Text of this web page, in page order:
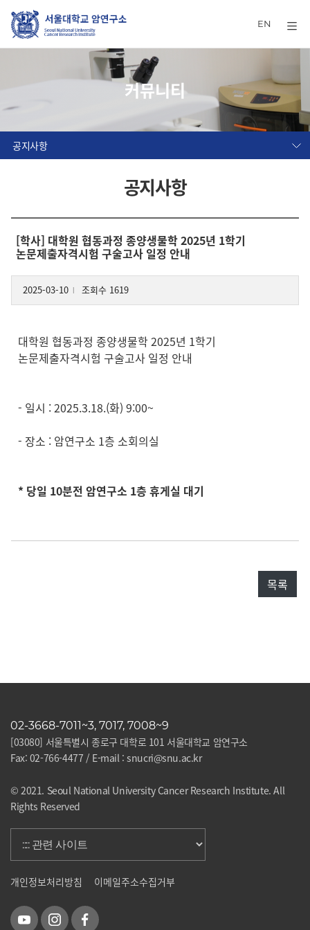
EN
커뮤니티
공지사항
공지사항
[학사] 대학원 협동과정 종양생물학 2025년 1학기
논문제출자격시험 구술고사 일정 안내
2025-03-10 조회수 1619
대학원 협동과정 종양생물학 2025년 1학기
논문제출자격시험 구술고사 일정 안내
- 일시 : 2025.3.18.(화) 9:00~
- 장소 : 암연구소 1층 소회의실
* 당일 10분전 암연구소 1층 휴게실 대기
목록
02-3668-7011~3, 7017, 7008~9
[03080] 서울특별시 종로구 대학로 101 서울대학교 암연구소
Fax: 02-766-4477 / E-mail : snucri@snu.ac.kr
© 2021. Seoul National University Cancer Research Institute. All
Rights Reserved
개인정보처리방침 이메일주소수집거부